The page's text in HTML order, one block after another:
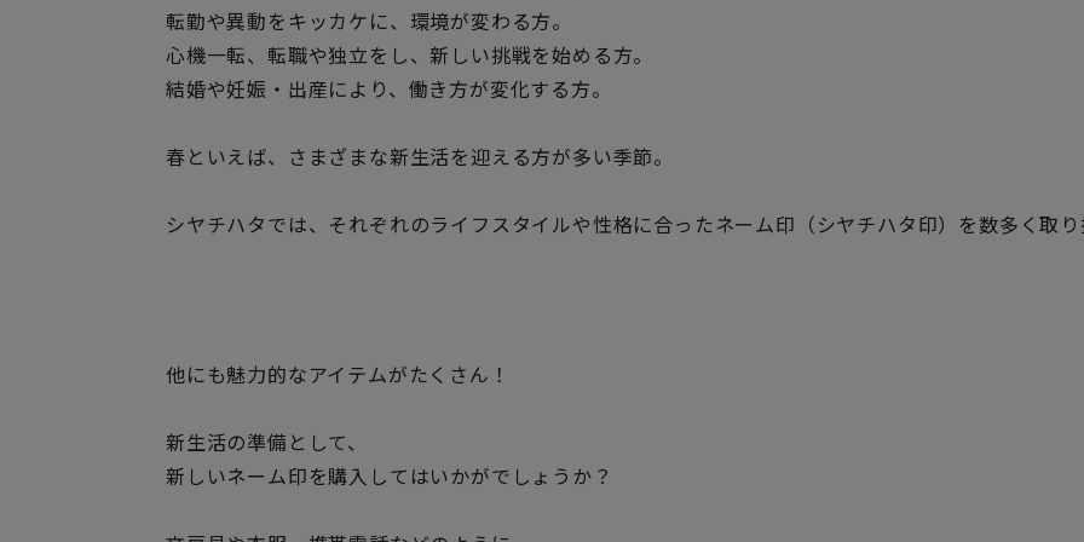
転勤や異動をキッカケに、環境が変わる方。
心機一転、転職や独立をし、新しい挑戦を始める方。
結婚や妊娠・出産により、働き方が変化する方。
春といえば、さまざまな新生活を迎える方が多い季節。
シヤチハタでは、それぞれのライフスタイルや性格に合ったネーム印（シヤチハタ印）を数多く取り
他にも魅力的なアイテムがたくさん！
新生活の準備として、
新しいネーム印を購入してはいかがでしょうか？